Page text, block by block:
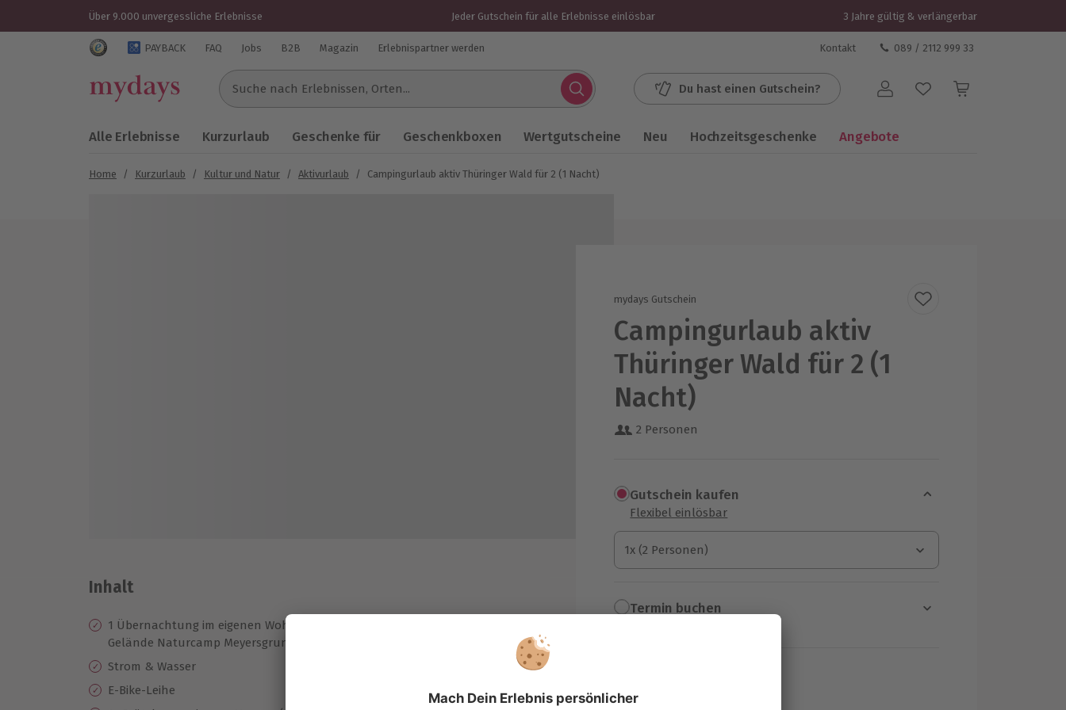
Über 9.000 unvergessliche Erlebnisse Jeder Gutschein für alle Erlebnisse einlösbar 3 Jahre gültig & verlängerbar
Trustedshops Bewertungen für mydays.de
PAYBACK FAQ Jobs B2B Magazin Erlebnispartner werden Kontakt 089 / 2112 999 33
Suche nach Erlebnissen...
Du hast einen Gutschein? Benutzerkonto
Alle Erlebnisse Kurzurlaub Geschenke für Geschenkboxen Wertgutscheine Neu Hochzeitsgeschenke Angebote
Home / Kurzurlaub / Kultur und Natur / Aktivurlaub / Campingurlaub aktiv Thüringer Wald für 2 (1 Nacht)
mydays Gutschein
Campingurlaub aktiv
Thüringer Wald für 2 (1
Nacht)
2 Personen
Gutschein kaufen
Flexibel einlösbar
1x (2 Personen)
1x (2 Personen)
1x (2 Personen)
Termin buchen
Inhalt
1 Übernachtung im eigenen Wohnmobil/Wohnwagen oder Zelt auf dem
Gelände Naturcamp Meyersgrund
Strom & Wasser
E-Bike-Leihe